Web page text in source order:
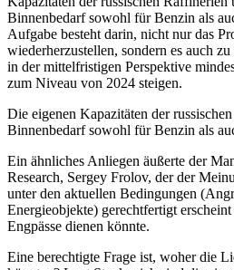
Binnenbedarf sowohl für Benzin als
Aufgabe besteht darin, nicht nur das
wiederherzustellen, sondern es auch
in der mittelfristigen Perspektive
zum Niveau von 2024 steigen.
Die eigenen Kapazitäten der
Binnenbedarf sowohl für Benzin als
Ein ähnliches Anliegen äußerte der
Research, Sergey Frolov, der der
unter den aktuellen Bedingungen
Energieobjekte) gerechtfertigt
Engpässe dienen könnte.
Eine berechtigte Frage ist, woher die